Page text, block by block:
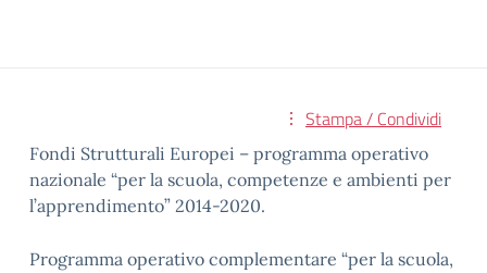
Stampa / Condividi
Fondi Strutturali Europei – programma operativo
nazionale “per la scuola, competenze e ambienti per
l’apprendimento” 2014-2020.
Programma operativo complementare “per la scuola,